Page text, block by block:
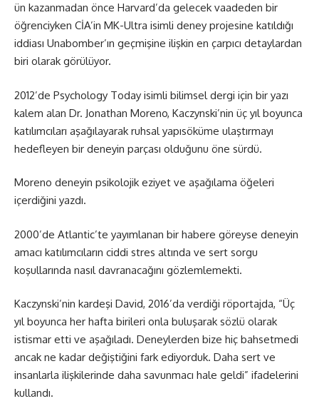
ün kazanmadan önce Harvard’da gelecek vaadeden bir
öğrenciyken CİA’in MK-Ultra isimli deney projesine katıldığı
iddiası Unabomber’ın geçmişine ilişkin en çarpıcı detaylardan
biri olarak görülüyor.
2012’de Psychology Today isimli bilimsel dergi için bir yazı
kalem alan Dr. Jonathan Moreno, Kaczynski’nin üç yıl boyunca
katılımcıları aşağılayarak ruhsal yapısöküme ulaştırmayı
hedefleyen bir deneyin parçası olduğunu öne sürdü.
Moreno deneyin psikolojik eziyet ve aşağılama öğeleri
içerdiğini yazdı.
2000’de Atlantic’te yayımlanan bir habere göreyse deneyin
amacı katılımcıların ciddi stres altında ve sert sorgu
koşullarında nasıl davranacağını gözlemlemekti.
Kaczynski’nin kardeşi David, 2016’da verdiği röportajda, “Üç
yıl boyunca her hafta birileri onla buluşarak sözlü olarak
istismar etti ve aşağıladı. Deneylerden bize hiç bahsetmedi
ancak ne kadar değiştiğini fark ediyorduk. Daha sert ve
insanlarla ilişkilerinde daha savunmacı hale geldi” ifadelerini
kullandı.